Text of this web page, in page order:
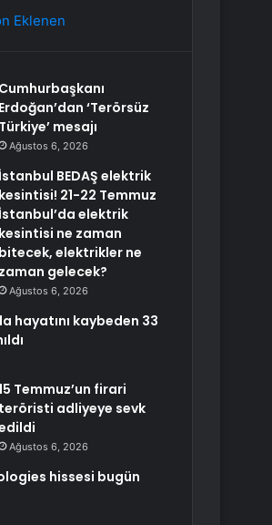
Eklenen
Cumhurbaşkanı
Erdoğan’dan ‘Terörsüz
Türkiye’ mesajı
Ağustos 6, 2026
İstanbul BEDAŞ elektrik
kesintisi! 21-22 Temmuz
İstanbul’da elektrik
kesintisi ne zaman
bitecek, elektrikler ne
zaman gelecek?
Ağustos 6, 2026
hayatını kaybeden 33
Temmuz’un firari
teröristi adliyeye sevk
Ağustos 6, 2026
hissesi bugün